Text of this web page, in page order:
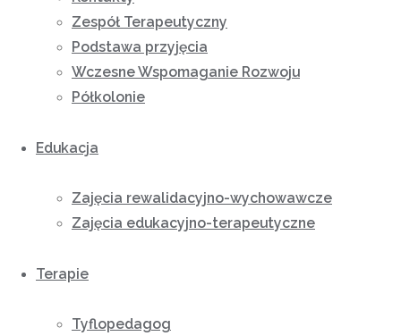
Zespół Terapeutyczny
Podstawa przyjęcia
Wczesne Wspomaganie Rozwoju
Półkolonie
Edukacja
Zajęcia rewalidacyjno-wychowawcze
Zajęcia edukacyjno-terapeutyczne
Terapie
Tyflopedagog